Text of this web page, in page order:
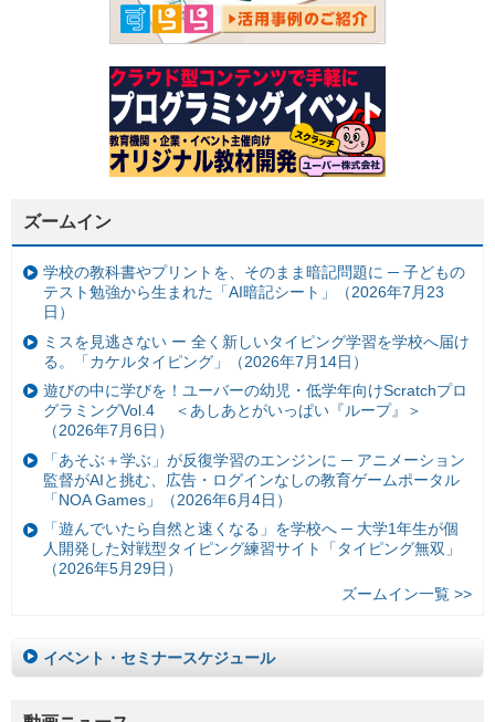
ズームイン
学校の教科書やプリントを、そのまま暗記問題に ─ 子どもの
テスト勉強から生まれた「AI暗記シート」（2026年7月23
日）
ミスを見逃さない ー 全く新しいタイピング学習を学校へ届け
る。「カケルタイピング」（2026年7月14日）
遊びの中に学びを！ユーバーの幼児・低学年向けScratchプロ
グラミングVol.4 ＜あしあとがいっぱい『ループ』＞
（2026年7月6日）
「あそぶ＋学ぶ」が反復学習のエンジンに ─ アニメーション
監督がAIと挑む、広告・ログインなしの教育ゲームポータル
「NOA Games」（2026年6月4日）
「遊んでいたら自然と速くなる」を学校へ ─ 大学1年生が個
人開発した対戦型タイピング練習サイト「タイピング無双」
（2026年5月29日）
ズームイン一覧 >>
イベント・セミナースケジュール